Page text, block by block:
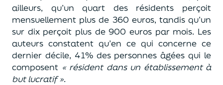
ailleurs, qu’un quart des résidents perçoit
mensuellement plus de 360 euros, tandis qu’un
sur dix perçoit plus de 900 euros par mois. Les
auteurs constatent qu’en ce qui concerne ce
dernier décile, 41% des personnes âgées qui le
composent « résident dans un établissement à
but lucratif ».